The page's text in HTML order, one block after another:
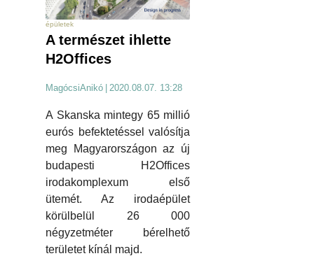
épületek
A természet ihlette
H2Offices
MagócsiAnikó 2020.08.07. 13:28
A Skanska mintegy 65 millió
eurós befektetéssel valósítja
meg Magyarországon az új
budapesti H2Offices
irodakomplexum első
ütemét. Az irodaépület
körülbelül 26 000
négyzetméter bérelhető
területet kínál majd.